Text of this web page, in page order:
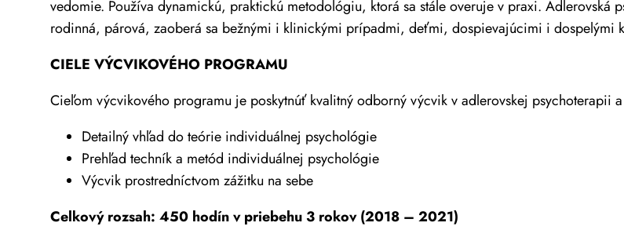
vedomie. Používa dynamickú, praktickú metodológiu, ktorá sa stále overuje v praxi. Adlerovská
rodinná, párová, zaoberá sa bežnými i klinickými prípadmi, deťmi, dospievajúcimi i dospelými
CIELE VÝCVIKOVÉHO PROGRAMU
Cieľom výcvikového programu je poskytnúť kvalitný odborný výcvik v adlerovskej psychoterapii
Detailný vhľad do teórie individuálnej psychológie
Prehľad techník a metód individuálnej psychológie
Výcvik prostredníctvom zážitku na sebe
Celkový rozsah: 450 hodín v priebehu 3 rokov (2018 – 2021)